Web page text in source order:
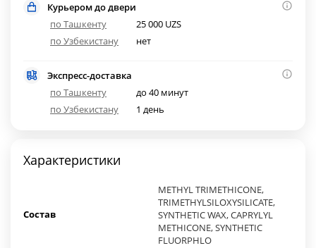
Курьером до двери
по Ташкенту
25 000 UZS
по Узбекистану
нет
Экспресс-доставка
по Ташкенту
до 40 минут
по Узбекистану
1 день
Характеристики
Состав
METHYL TRIMETHICONE,
TRIMETHYLSILOXYSILICATE,
SYNTHETIC WAX, CAPRYLYL
METHICONE, SYNTHETIC
FLUORPHLO